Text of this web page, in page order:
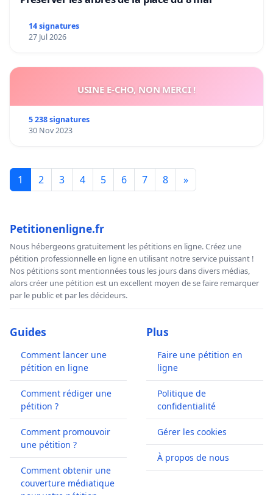
14 signatures
27 Jul 2026
USINE E-CHO, NON MERCI !
5 238 signatures
30 Nov 2023
1 2 3 4 5 6 7 8 »
Petitionenligne.fr
Nous hébergeons gratuitement les pétitions en ligne. Créez une
pétition professionnelle en ligne en utilisant notre service puissant !
Nos pétitions sont mentionnées tous les jours dans divers médias,
alors créer une pétition est un excellent moyen de se faire remarquer
par le public et par les décideurs.
Guides
Comment lancer une
pétition en ligne
Comment rédiger une
pétition ?
Comment promouvoir
une pétition ?
Comment obtenir une
couverture médiatique
Plus
Faire une pétition en
ligne
Politique de
confidentialité
Gérer les cookies
À propos de nous